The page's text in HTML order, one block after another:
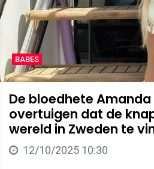
BABES
De bloedhete
overtuigen dat de
wereld in Zweden te
12/10/2025 10:30